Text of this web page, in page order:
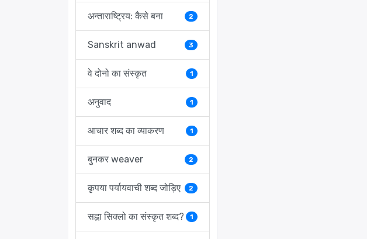
अन्ताराष्ट्रिय: कैसे बना 2
Sanskrit anwad 3
वे दोनो का संस्कृत 1
अनुवाद 1
आचार शब्द का व्याकरण 1
बुनकर weaver 2
कृपया पर्यायवाची शब्द जोड़िए 2
सह्ना सिक्लो का संस्कृत शब्द? 1